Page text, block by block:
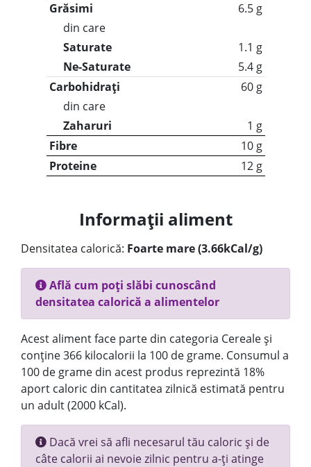
Grăsimi
6.5 g
din care
Saturate
1.1 g
Ne-Saturate
5.4 g
Carbohidrați
60 g
din care
Zaharuri
1 g
Fibre
10 g
Proteine
12 g
Informații aliment
Densitatea calorică: Foarte mare (3.66kCal/g)
Află cum poți slăbi cunoscând
densitatea calorică a alimentelor
Acest aliment face parte din categoria Cereale și
conține 366 kilocalorii la 100 de grame. Consumul a
100 de grame din acest produs reprezintă 18%
aport caloric din cantitatea zilnică estimată pentru
un adult (2000 kCal).
Dacă vrei să afli necesarul tău caloric și de
câte calorii ai nevoie zilnic pentru a-ți atinge